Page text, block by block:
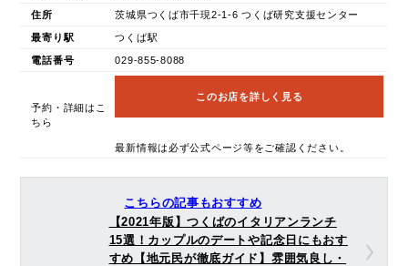
住所 茨城県つくば市千現2-1-6 つくば研究支援センター
最寄り駅 つくば駅
電話番号 029-855-8088
予約・詳細はこ
ちら
このお店を詳しく見る
最新情報は必ず公式ページ等をご確認ください。
こちらの記事もおすすめ
【2021年版】つくばのイタリアンランチ
15選！カップルのデートや記念日にもおす
すめ【地元民が徹底ガイド】雰囲気良し・